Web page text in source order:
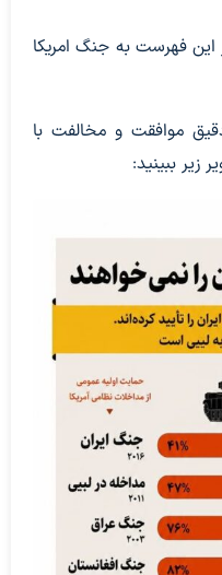
فهرست به جنگ امریکا
موافقت و مخالفت با
زیر ببینید: